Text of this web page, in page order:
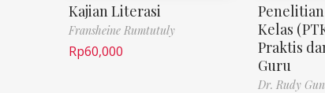
Kajian Literasi
Fransheine Rumtutuly
Rp60,000
Kelas
Praktis
Guru
Dr. Rudy